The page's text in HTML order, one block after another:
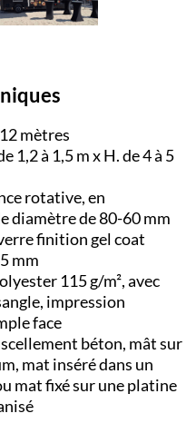
mètres
1,2 à 1,5 m x H. de 4 à 5
rotative, en
diamètre de 80-60 mm
finition gel coat
mm
115 g/m², avec
impression
face
béton, mât sur
mat inséré dans un
mat fixé sur une platine